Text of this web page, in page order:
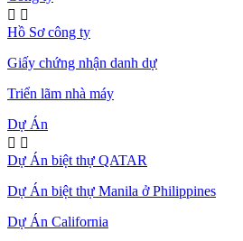
 
Hồ Sơ công ty
Giấy chứng nhận danh dự
Triển lãm nhà máy
Dự Án
 
Dự Án biệt thự QATAR
Dự Án biệt thự Manila ở Philippines
Dự Án California